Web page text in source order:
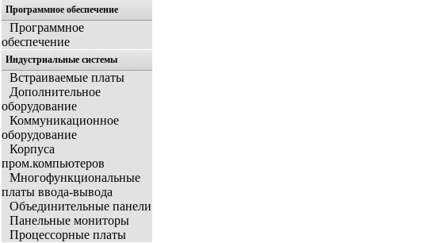
Программное обеспечение
Программное
обеспечение
Индустриальные системы
Встраиваемые платы
Дополнительное
оборудование
Коммуникационное
оборудование
Корпуса
пром.компьютеров
Многофункциональные
платы ввода-вывода
Объединительные панели
Панельные мониторы
Процессорные платы